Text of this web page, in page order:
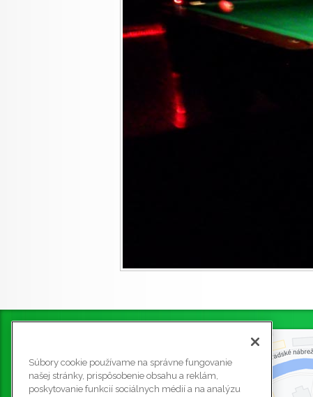
Súbory cookie používame na správne fungovanie
našej stránky, prispôsobenie obsahu a reklám,
poskytovanie funkcií sociálnych médií a na analýzu